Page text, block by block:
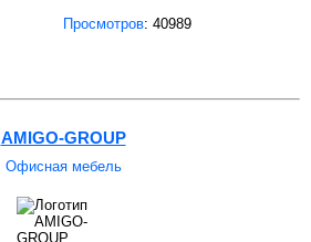
Просмотров: 40989
AMIGO-GROUP
Офисная мебель